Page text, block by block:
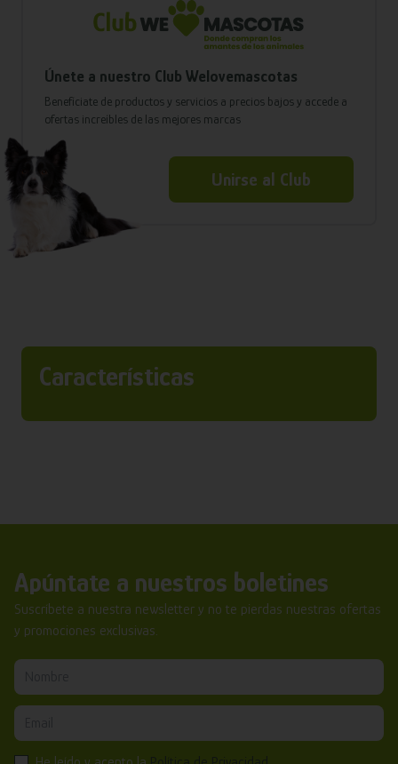
Únete a nuestro Club Welovemascotas
Benefíciate de productos y servicios a precios bajos y accede a
ofertas increíbles de las mejores marcas
Unirse al Club
Características
Apúntate a nuestros boletines
Suscríbete a nuestra newsletter y no te pierdas nuestras ofertas
y promociones exclusivas.